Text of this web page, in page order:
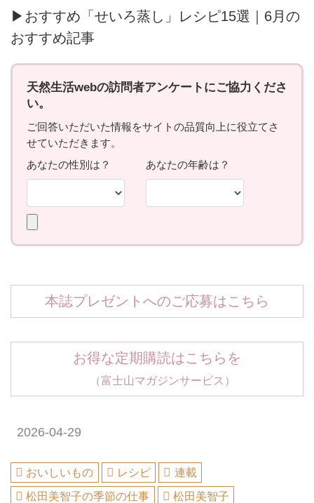
▶おすすめ「せいろ蒸し」レシピ15選｜6月の
おすすめ記事
本誌プレゼントへのご応募はこちら
お得な定期購読はこちらを
（富士山マガジンサービス）
2026-04-29
おいしいもの レシピ
連載
松田美智子の季節の仕事
松田美智子